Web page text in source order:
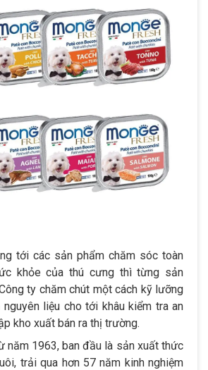
tới các sản phẩm chăm sóc toàn
khỏe của thú cưng thì từng sản
ty chăm chút một cách kỹ lưỡng
liệu cho tới khâu kiểm tra an
kho xuất bán ra thị trường.
năm 1963, ban đầu là sản xuất thức
trải qua hơn 57 năm kinh nghiệm